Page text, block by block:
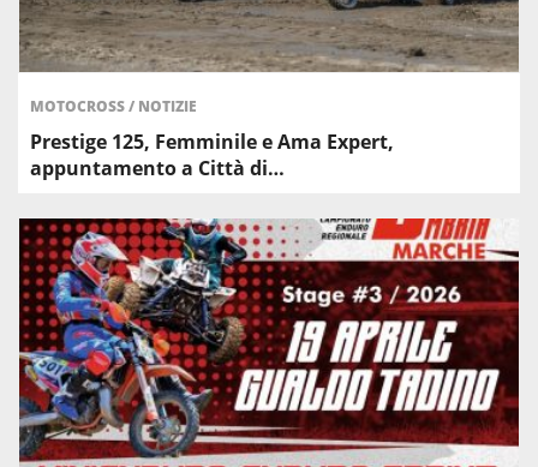
MOTOCROSS/ NOTIZIE
Prestige 125, Femminile e Ama Expert,
appuntamento a Città di…